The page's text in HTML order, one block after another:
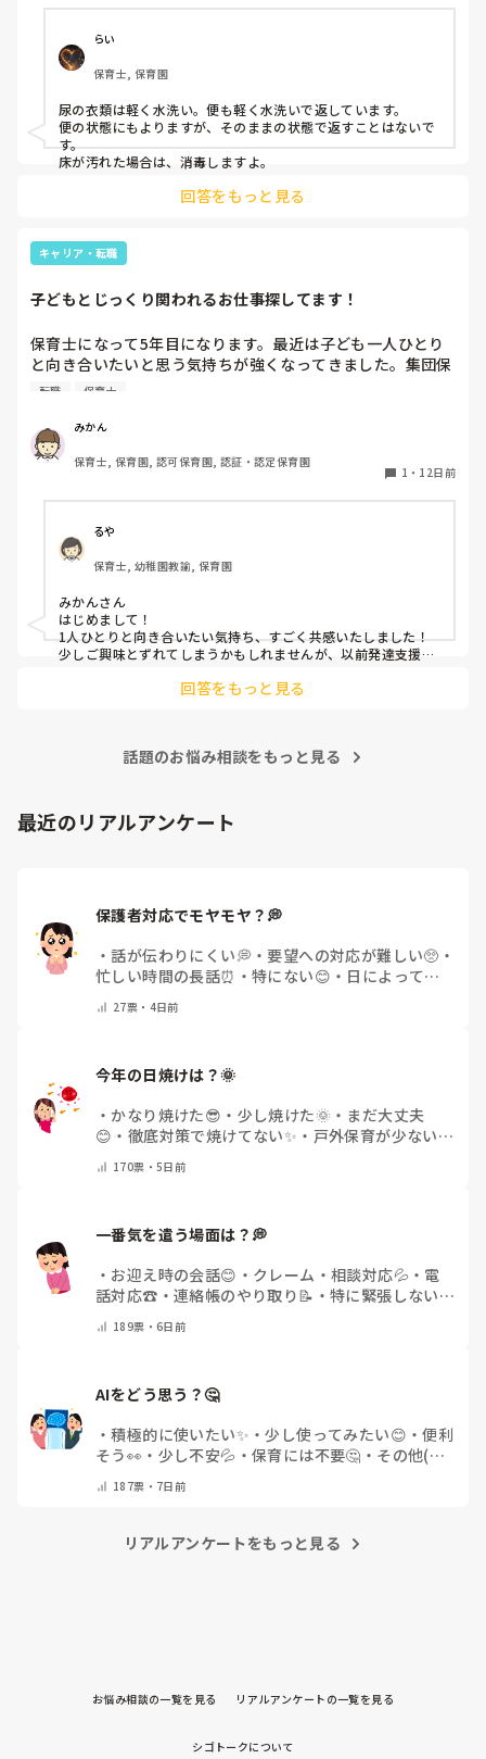
か？
色々異なっており戸惑っています。
同じようなところがありましたら教えてください。
よろしくお願いいたします。
らい
保育士, 保育園
尿の衣類は軽く水洗い。便も軽く水洗いで返しています。
便の状態にもよりますが、そのままの状態で返すことはないで
す。
床が汚れた場合は、消毒しますよ。
回答をもっと見る
キャリア・転職
子どもとじっくり関われるお仕事探してます！
保育士になって5年目になります。最近は子ども一人ひとり
と向き合いたいと思う気持ちが強くなってきました。集団保
育となると、どうしても一人一人とじっくり関わることが難
てしまうんです。集団保育のいいところはたくさんありま
す。ですが私は少人数でじっくり関わりたいです。転職を視
野に入れているのですが、小規模園、発達支援、デイ、ベビ
局現場を想像することしかできなくで実際にはどうなのかわ
からないことだらけでした。
・子どもとの関わり、仕事内容
・給料面
・福利厚生
など、、。
実際働いていている方の声を聞かせていただきたいです！
転職 保育士
みかん
保育士, 保育園, 認可保育園, 認証・認定保育園
1 ・ 12日前
るや
保育士, 幼稚園教諭, 保育園
みかんさん
はじめまして！
1人ひとりと向き合いたい気持ち、すごく共感いたしました！
少しご興味とずれてしまうかもしれませんが、以前発達支援を
そこは集団ではなく個別指導でしたので70分ごとに入れ替わ
が多くなります。
ただ自分でそのお子様の好みの遊びを考えたり発達を促す遊び
時間に応じて社会保険に入れるところもありますね。
固定のご家庭と繋がれると良いと思います。
病児保育なども良いかもしれません。
もし少しでも参考になれば嬉しいです。
回答をもっと見る
話題のお悩み相談をもっと見る
最近のリアルアンケート
保護者対応でモヤモヤ？💭
・話が伝わりにくい💭 ・ 要望への対応が難しい🥺 ・
忙しい時間の長話⏰ ・ 特にない😊 ・ 日によって違
う🌿
その他(コメントで教えてください)
27票・ 4日前
今年の日焼けは？🌞
・ かなり焼けた😎 ・ 少し焼けた🌞 ・ まだ大丈夫
😊 ・ 徹底対策で焼けてない✨ ・ 戸外保育が少ない
🌿
その他(コメントで教えてください)
170票・5日前
一番気を遣う場面は？💭
・ お迎え時の会話😊 ・ クレーム・相談対応💦 ・ 電
話対応☎️ ・ 連絡帳のやり取り📝 ・ 特に緊張しない
🌿
その他(コメントで教えてください)
189票・ 6日前
AIをどう思う？🤔
・積極的に使いたい✨ ・少し使ってみたい😊 ・便利
そう👀 ・ 少し不安💦 ・ 保育には不要🤔 ・ その他(コ
メントで教えてください)
187票・ 7日前
リアルアンケートをもっと見る
お悩み相談の一覧を見る リアルアンケートの一覧を見る
シゴトークについて